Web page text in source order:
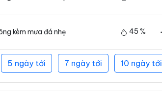
kèm mưa đá nhẹ 45 %
5 ngày tới 7 ngày tới 10 ngày tới